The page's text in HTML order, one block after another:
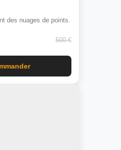
des nuages de points.
500 €